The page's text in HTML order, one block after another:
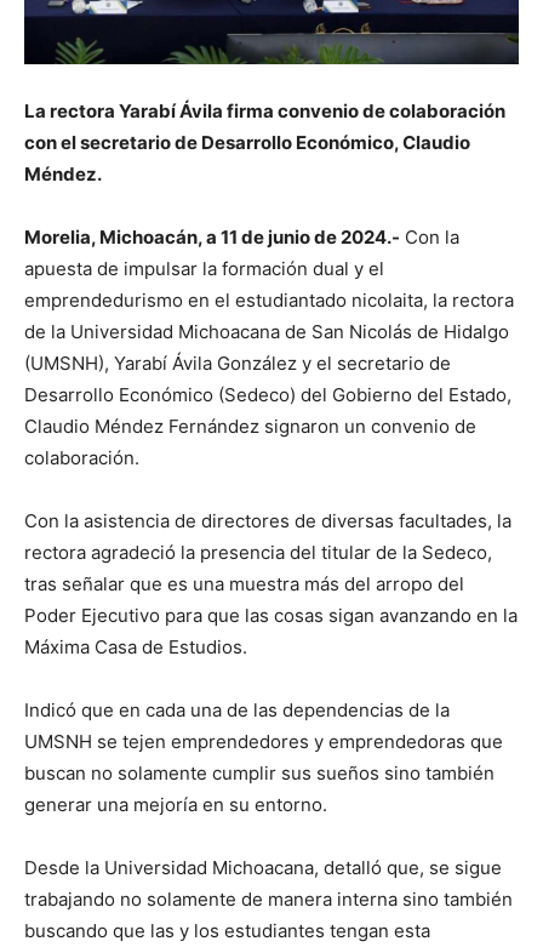
La rectora Yarabí Ávila firma convenio de colaboración
con el secretario de Desarrollo Económico, Claudio
Méndez.
Morelia, Michoacán, a 11 de junio de 2024.- Con la
apuesta de impulsar la formación dual y el
emprendedurismo en el estudiantado nicolaita, la rectora
de la Universidad Michoacana de San Nicolás de Hidalgo
(UMSNH), Yarabí Ávila González y el secretario de
Desarrollo Económico (Sedeco) del Gobierno del Estado,
Claudio Méndez Fernández signaron un convenio de
colaboración.
Con la asistencia de directores de diversas facultades, la
rectora agradeció la presencia del titular de la Sedeco,
tras señalar que es una muestra más del arropo del
Poder Ejecutivo para que las cosas sigan avanzando en la
Máxima Casa de Estudios.
Indicó que en cada una de las dependencias de la
UMSNH se tejen emprendedores y emprendedoras que
buscan no solamente cumplir sus sueños sino también
generar una mejoría en su entorno.
Desde la Universidad Michoacana, detalló que, se sigue
trabajando no solamente de manera interna sino también
buscando que las y los estudiantes tengan esta